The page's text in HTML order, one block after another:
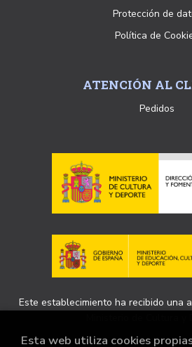
Protección de
Política de
ATENCIÓN AL
Pedidos
Este establecimiento ha recibido una
Esta web utiliza cookies